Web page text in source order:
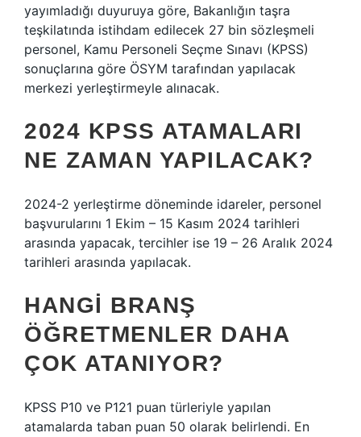
yayımladığı duyuruya göre, Bakanlığın taşra
teşkilatında istihdam edilecek 27 bin sözleşmeli
personel, Kamu Personeli Seçme Sınavı (KPSS)
sonuçlarına göre ÖSYM tarafından yapılacak
merkezi yerleştirmeyle alınacak.
2024 KPSS ATAMALARI
NE ZAMAN YAPILACAK?
2024-2 yerleştirme döneminde idareler, personel
başvurularını 1 Ekim – 15 Kasım 2024 tarihleri ​​
arasında yapacak, tercihler ise 19 – 26 Aralık 2024
tarihleri ​​arasında yapılacak.
HANGI BRANŞ
ÖĞRETMENLER DAHA
ÇOK ATANIYOR?
KPSS P10 ve P121 puan türleriyle yapılan
atamalarda taban puan 50 olarak belirlendi. En